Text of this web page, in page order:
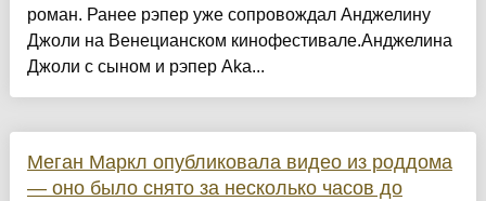
роман. Ранее рэпер уже сопровождал Анджелину
Джоли на Венецианском кинофестивале.Анджелина
Джоли с сыном и рэпер Aka...
Меган Маркл опубликовала видео из роддома
— оно было снято за несколько часов до